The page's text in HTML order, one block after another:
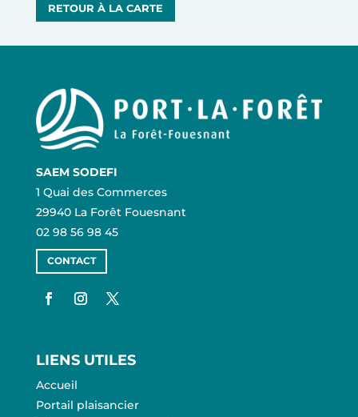
RETOUR À LA CARTE
SAEM SODEFI
1 Quai des Commerces
29940 La Forêt Fouesnant
02 98 56 98 45
CONTACT
LIENS UTILES
Accueil
Portail plaisancier